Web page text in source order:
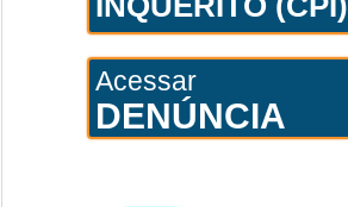
Acessar
DENÚNCIA